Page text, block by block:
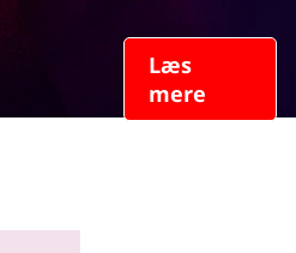
Læs
mere